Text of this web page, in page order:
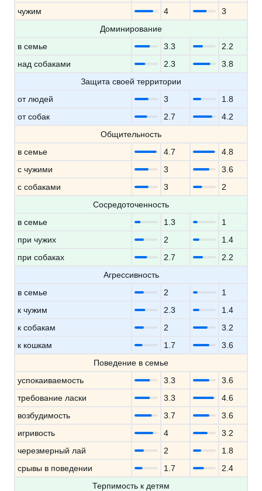
чужим
4
3
Доминирование
в семье
3.3
2.2
над собаками
2.3
3.8
Защита своей территории
от людей
3
1.8
от собак
2.7
4.2
Общительность
в семье
4.7
4.8
с чужими
3
3.6
с собаками
3
2
Сосредоточенность
в семье
1.3
1
при чужих
2
1.4
при собаках
2.7
2.2
Агрессивность
в семье
2
1
к чужим
2.3
1.4
к собакам
2
3.2
к кошкам
1.7
3.6
Поведение в семье
успокаиваемость
3.3
3.6
требование ласки
3.3
4.6
возбудимость
3.7
3.6
игривость
4
3.2
черезмерный лай
2
1.8
срывы в поведении
1.7
2.4
Терпимость к детям